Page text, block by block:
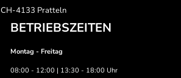
CH-4133 Pratteln
BETRIEBSZEITEN
Montag - Freitag
08:00 - 12:00 | 13:30 - 18:00 Uhr